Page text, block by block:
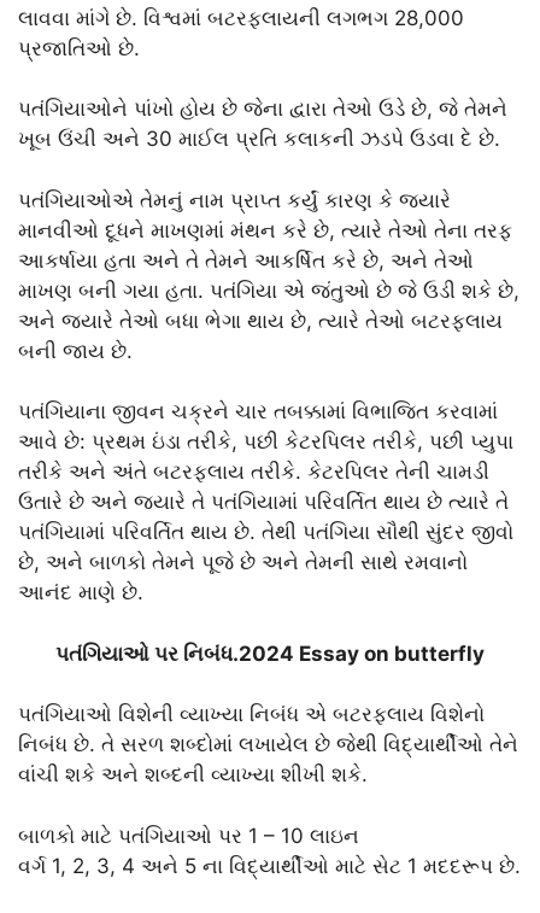
લાવવા માંગે છે. વિશ્વમાં બટરફ્લાયની લગભગ 28,000
પ્રજાતિઓ છે.
પતંગિયાઓને પાંખો હોય છે જેના દ્વારા તેઓ ઉડે છે, જે તેમને
ખૂબ ઉંચી અને 30 માઈલ પ્રતિ કલાકની ઝડપે ઉડવા દે છે.
પતંગિયાઓએ તેમનું નામ પ્રાપ્ત કર્યું કારણ કે જ્યારે
માનવીઓ દૂધને માખણમાં મંથન કરે છે, ત્યારે તેઓ તેના તરફ
આકર્ષાયા હતા અને તે તેમને આકર્ષિત કરે છે, અને તેઓ
માખણ બની ગયા હતા. પતંગિયા એ જંતુઓ છે જે ઉડી શકે છે,
અને જ્યારે તેઓ બધા ભેગા થાય છે, ત્યારે તેઓ બટરફ્લાય
બની જાય છે.
પતંગિયાના જીવન ચક્રને ચાર તબક્કામાં વિભાજિત કરવામાં
આવે છે: પ્રથમ ઇંડા તરીકે, પછી કેટરપિલર તરીકે, પછી પ્યુપા
તરીકે અને અંતે બટરફ્લાય તરીકે. કેટરપિલર તેની ચામડી
ઉતારે છે અને જ્યારે તે પતંગિયામાં પરિવર્તિત થાય છે ત્યારે તે
પતંગિયામાં પરિવર્તિત થાય છે. તેથી પતંગિયા સૌથી સુંદર જીવો
છે, અને બાળકો તેમને પૂજે છે અને તેમની સાથે રમવાનો
આનંદ માણે છે.
પતંગિયાઓ પર નિબંધ.2024 Essay on butterfly
પતંગિયાઓ વિશેની વ્યાખ્યા નિબંધ એ બટરફ્લાય વિશેનો
નિબંધ છે. તે સરળ શબ્દોમાં લખાયેલ છે જેથી વિદ્યાર્થીઓ તેને
વાંચી શકે અને શબ્દની વ્યાખ્યા શીખી શકે.
બાળકો માટે પતંગિયાઓ પર 1 – 10 લાઇન
વર્ગ 1, 2, 3, 4 અને 5 ના વિદ્યાર્થીઓ માટે સેટ 1 મદદરૂપ છે.